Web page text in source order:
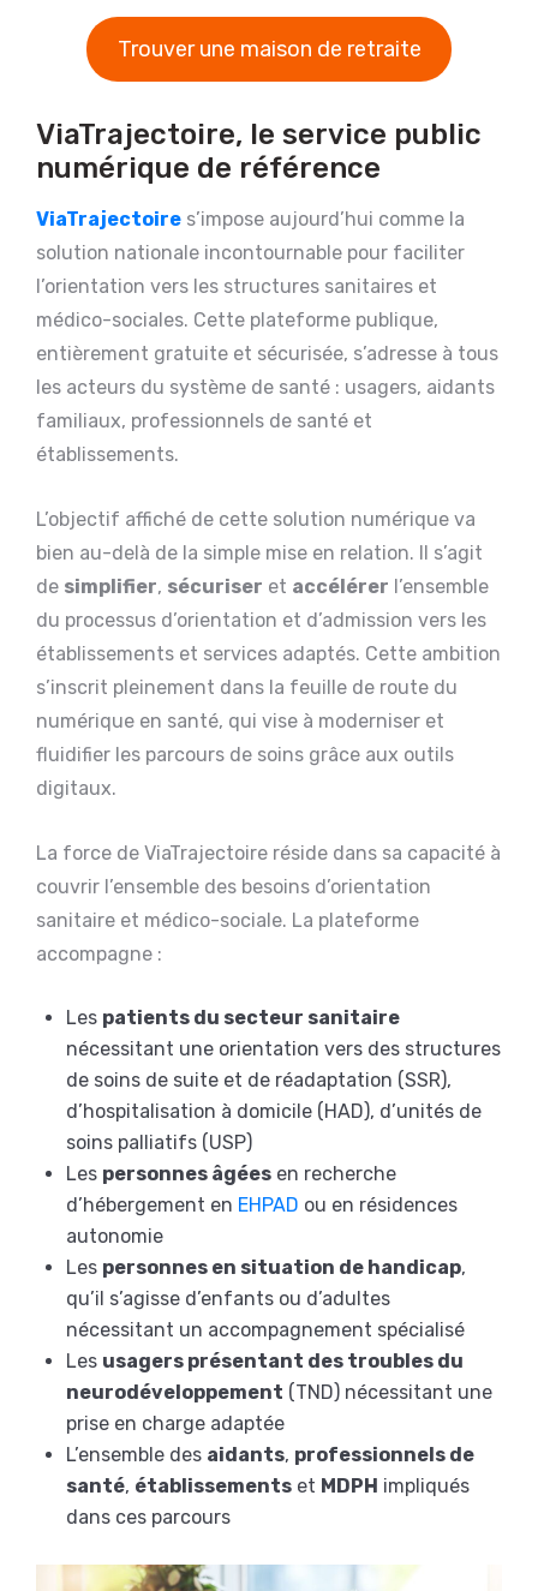
Trouver une maison de retraite
ViaTrajectoire, le service public
numérique de référence
ViaTrajectoire s’impose aujourd’hui comme la
solution nationale incontournable pour faciliter
l’orientation vers les structures sanitaires et
médico-sociales. Cette plateforme publique,
entièrement gratuite et sécurisée, s’adresse à tous
les acteurs du système de santé : usagers, aidants
familiaux, professionnels de santé et
établissements.
L’objectif affiché de cette solution numérique va
bien au-delà de la simple mise en relation. Il s’agit
de simplifier, sécuriser et accélérer l’ensemble
du processus d’orientation et d’admission vers les
établissements et services adaptés. Cette ambition
s’inscrit pleinement dans la feuille de route du
numérique en santé, qui vise à moderniser et
fluidifier les parcours de soins grâce aux outils
digitaux.
La force de ViaTrajectoire réside dans sa capacité à
couvrir l’ensemble des besoins d’orientation
sanitaire et médico-sociale. La plateforme
accompagne :
Les patients du secteur sanitaire
nécessitant une orientation vers des structures
de soins de suite et de réadaptation (SSR),
d’hospitalisation à domicile (HAD), d’unités de
soins palliatifs (USP)
Les personnes âgées en recherche
d’hébergement en EHPAD ou en résidences
autonomie
Les personnes en situation de handicap,
qu’il s’agisse d’enfants ou d’adultes
nécessitant un accompagnement spécialisé
Les usagers présentant des troubles du
neurodéveloppement (TND) nécessitant une
prise en charge adaptée
L’ensemble des aidants, professionnels de
santé, établissements et MDPH impliqués
dans ces parcours